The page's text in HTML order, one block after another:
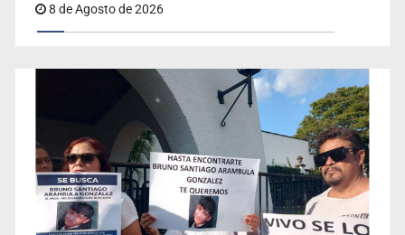
Concierto patrio costará 32.9 mdp
8 de Agosto de 2026